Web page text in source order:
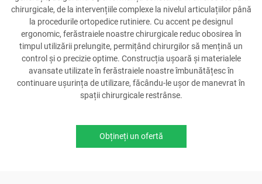
chirurgicale, de la intervențiile complexe la nivelul articulațiilor până
la procedurile ortopedice rutiniere. Cu accent pe designul
ergonomic, ferăstraiele noastre chirurgicale reduc obosirea în
timpul utilizării prelungite, permițând chirurgilor să mențină un
control și o precizie optime. Construcția ușoară și materialele
avansate utilizate în ferăstraiele noastre îmbunătățesc în
continuare ușurința de utilizare, făcându-le ușor de manevrat în
spații chirurgicale restrânse.
Obțineți un ofertă